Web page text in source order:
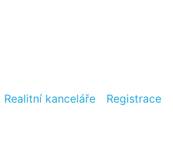
Realitní kanceláře Registrace